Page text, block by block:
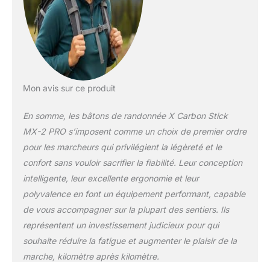
utilisation longue
durée Longueur
réglable : le système
de verrouillage rapide
terrain
Mon avis sur ce produit
En somme, les bâtons de randonnée X Carbon Stick
MX-2 PRO s’imposent comme un choix de premier ordre
pour les marcheurs qui privilégient la légèreté et le
confort sans vouloir sacrifier la fiabilité. Leur conception
intelligente, leur excellente ergonomie et leur
polyvalence en font un équipement performant, capable
de vous accompagner sur la plupart des sentiers. Ils
représentent un investissement judicieux pour qui
souhaite réduire la fatigue et augmenter le plaisir de la
marche, kilomètre après kilomètre.